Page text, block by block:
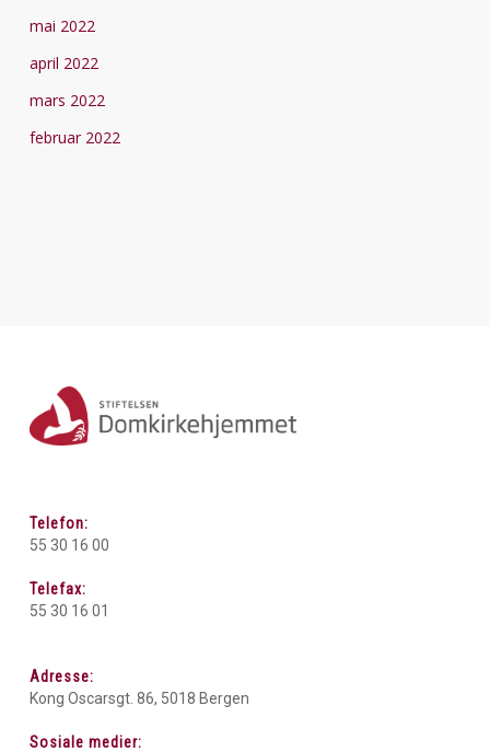
mai 2022
april 2022
mars 2022
februar 2022
Telefon:
55 30 16 00
Telefax:
55 30 16 01
Adresse:
Kong Oscarsgt. 86, 5018 Bergen
Sosiale medier: